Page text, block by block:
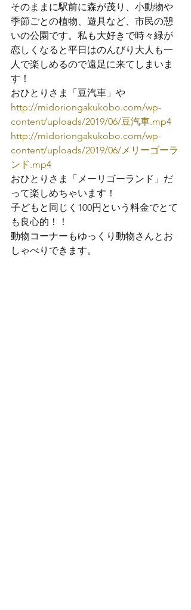
そのままに駅前に森が茂り、小動物や
季節ごとの植物、遊具など、市民の憩
いの公園です。私も大好きで時々緑が
恋しくなると平日はのんびり大人も一
人で楽しめるので遠足に来てしまいま
す！
おひとりさま「豆汽車」や
http://midoriongakukobo.com/wp-
content/uploads/2019/06/豆汽車.mp4
http://midoriongakukobo.com/wp-
content/uploads/2019/06/メリーゴーラ
ンド.mp4
おひとりさま「メーリゴーランド」だ
って楽しめちゃいます！
子どもと同じく100円という料金でとて
も良心的！！
動物コーナーもゆっくり動物さんとお
しゃべりできます。